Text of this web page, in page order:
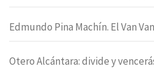
Edmundo Pina Machín. El Van
Otero Alcántara: divide y